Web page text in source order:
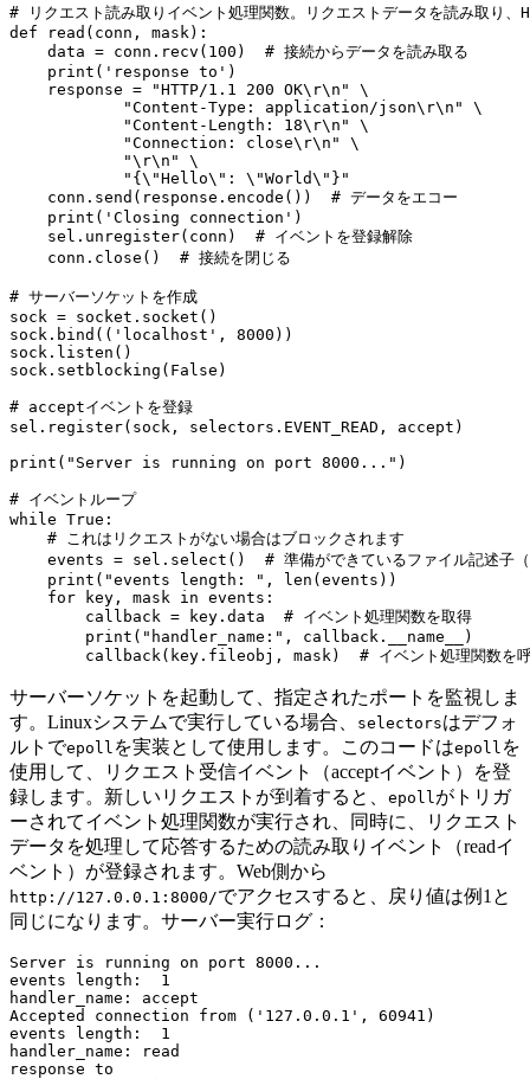
# リクエスト読み取りイベント処理関数。リクエストデータを読み取り、
def read(conn, mask):
    data = conn.recv(100)  # 接続からデータを読み取る
    print('response to')
    response = "HTTP/1.1 200 OK\r\n" \
            "Content-Type: application/json\r\n" \
            "Content-Length: 18\r\n" \
            "Connection: close\r\n" \
            "\r\n" \
            "{\"Hello\": \"World\"}"
    conn.send(response.encode())  # データをエコー
    print('Closing connection')
    sel.unregister(conn)  # イベントを登録解除
    conn.close()  # 接続を閉じる
# サーバーソケットを作成
sock = socket.socket()
sock.bind(('localhost', 8000))
sock.listen()
sock.setblocking(False)
# acceptイベントを登録
sel.register(sock, selectors.EVENT_READ, accept)
print("Server is running on port 8000...")
# イベントループ
while True:
    # これはリクエストがない場合はブロックされます
events = sel.select()  # 準備ができているファイル記述子（
    print("events length: ", len(events))
    for key, mask in events:
        callback = key.data  # イベント処理関数を取得
        print("handler_name:", callback.__name__)
サーバーソケットを起動して、指定されたポートを監視しま
す。Linuxシステムで実行している場合、
selectorsはデフォ
ルトでepoll を実装として使用します。このコードはepoll を
使用して、リクエスト受信イベント（acceptイベント）を登
録します。新しいリクエストが到着すると、 epoll がトリガ
ーされてイベント処理関数が実行され、同時に、リクエスト
データを処理して応答するための読み取りイベント（readイ
ベント）が登録されます。Web側から
http://127.0.0.1:8000/でアクセスすると、戻り値は例1と
同じになります。サーバー実行ログ：
Server is running on port 8000...
events length:  1
handler_name: accept
Accepted connection from ('127.0.0.1', 60941)
events length:  1
handler_name: read
response to